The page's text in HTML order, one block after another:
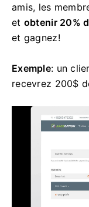
amis, les
et obtenir 20%
et gagnez!
Exemple: un
recevrez 200$